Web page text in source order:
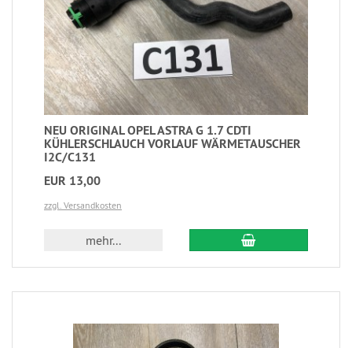
NEU ORIGINAL OPEL ASTRA G 1.7 CDTI
KÜHLERSCHLAUCH VORLAUF WÄRMETAUSCHER
I2C/C131
EUR 13,00
zzgl. Versandkosten
mehr...